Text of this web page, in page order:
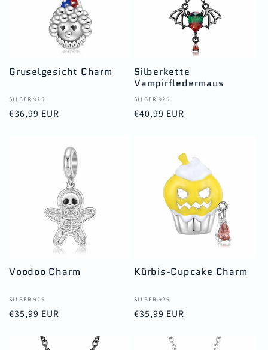
Gruselgesicht Charm
Anbieter:
SILBER 925
Normaler
€36,99 EUR
Silberkette
Vampirfledermaus
Anbieter:
SILBER 925
Normaler
€40,99 EUR
Voodoo Charm
Anbieter:
SILBER 925
Normaler
€35,99 EUR
Kürbis-Cupcake Charm
Anbieter:
SILBER 925
Normaler
€35,99 EUR